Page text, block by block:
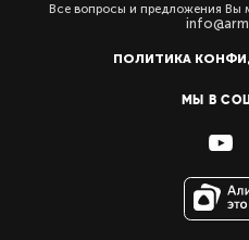
Все вопросы и предложения Вы
ПОЛИТИКА
МЫ В